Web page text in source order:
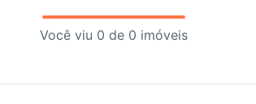
Você viu 0 de 0 imóveis